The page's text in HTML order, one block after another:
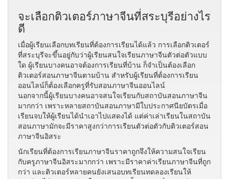
จะเลือกติวเตอร์ภาษาจีนที่สระบุรีอย่างไร
ดี
เมื่อผู้เรียนเลือกบทเรียนที่ต้องการเรียนได้แล้ว การเลือกติวเตอร์
ที่สระบุรีจะขึ้นอยู่กับว่าผู้เรียนสนใจเรียนภาษาจีนตัวต่อตัวแบบ
ใด ผู้เรียนบางคนอาจต้องการเรียนที่บ้าน ก็จำเป็นต้องเลือก
ติวเตอร์สอนภาษาจีนตามบ้าน สำหรับผู้เรียนที่ต้่องการเรียน
ออนไลน์ก็ต้่องเลือกครูที่รับสอนภาษาจีนออนไลน์
นอกจากนี้ผู้เรียนบางคนอาจสนใจเรียนกับสถาบันสอนภาษาจีน
มากกว่า เพราะหลายสถาบันสอนภาษามีใบประกาศนียบัตรเมื่อ
เรียนจบให้ผู้เรียนได้นำเอาไปแสดงได้ แต่ค่าเล่าเรียนในสถาบัน
สอนภาษามักจะมีราคาสูงกว่าการเรียนตัวต่อตัวกับติวเตอร์สอน
ภาษาจีนอิสระ
นักเรียนที่ต้องการเรียนภาษาจีนราคาถูกจึงให้ความสนใจเรียน
กับครูภาษาจีนอิสระมากกว่า เพราะมีราคาค่าเรียนภาษาจีนที่ถูก
กว่า และติวเตอร์หลายคนยังเสนอบทเรียนทดลองเรียนให้